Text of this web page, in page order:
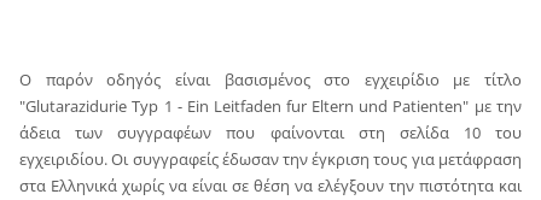
Ο παρόν οδηγός είναι βασισμένος στο εγχειρίδιο με τίτλο
"Glutarazidurie Typ 1 - Ein Leitfaden fur Eltern und Patienten" με την
άδεια των συγγραφέων που φαίνονται στη σελίδα 10 του
εγχειριδίου. Οι συγγραφείς έδωσαν την έγκριση τους για μετάφραση
στα Ελληνικά χωρίς να είναι σε θέση να ελέγξουν την πιστότητα και